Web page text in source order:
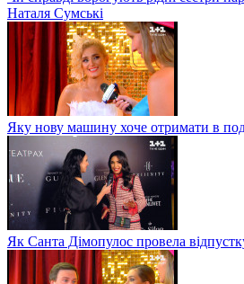
Наталя Сумські
Яку нову машину хоче отримати в
Як Санта Дімопулос провела